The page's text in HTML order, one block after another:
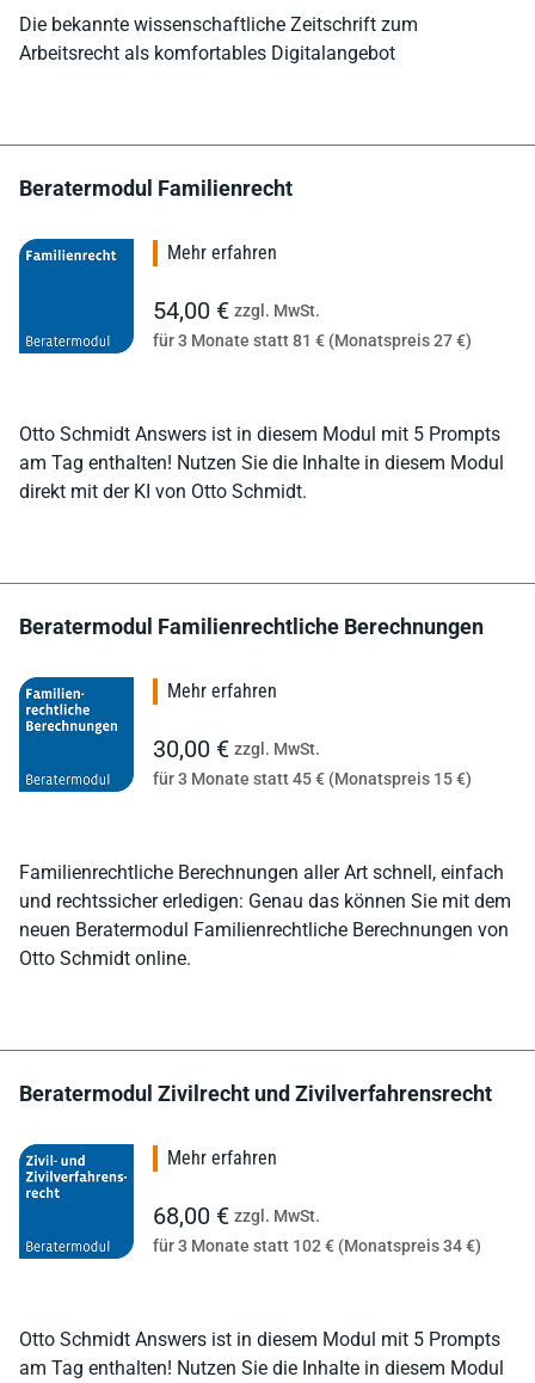
Die bekannte wissenschaftliche Zeitschrift zum
Arbeitsrecht als komfortables Digitalangebot
Beratermodul Familienrecht
Otto Schmidt Answers ist in diesem Modul mit 5 Prompts
am Tag enthalten! Nutzen Sie die Inhalte in diesem Modul
direkt mit der KI von Otto Schmidt.
Mehr erfahren
54,00 € zzgl. MwSt.
für 3 Monate statt 81 € (Monatspreis 27 €)
Beratermodul Familienrechtliche Berechnungen
Familienrechtliche Berechnungen aller Art schnell, einfach
und rechtssicher erledigen: Genau das können Sie mit dem
neuen Beratermodul Familienrechtliche Berechnungen von
Otto Schmidt online.
Mehr erfahren
30,00 € zzgl. MwSt.
für 3 Monate statt 45 € (Monatspreis 15 €)
Beratermodul Zivilrecht und Zivilverfahrensrecht
Otto Schmidt Answers ist in diesem Modul mit 5 Prompts
am Tag enthalten! Nutzen Sie die Inhalte in diesem Modul
Mehr erfahren
68,00 € zzgl. MwSt.
für 3 Monate statt 102 € (Monatspreis 34 €)